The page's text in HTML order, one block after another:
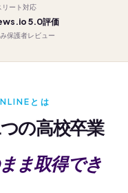
リート対応
5.0評価
保護者レビュー
とは
の高校卒業
ま取得でき